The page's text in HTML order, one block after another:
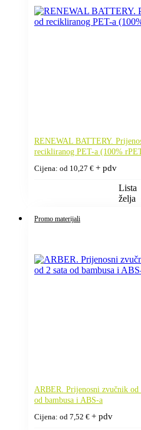
RENEWAL BATTERY.
recikliranog PET-a (100%
Cijena: od 10,27 € + pdv
Lista
želja
Promo materijali
ARBER. Prijenosni zvučnik od
od bambusa i ABS-a
Cijena: od 7,52 € + pdv